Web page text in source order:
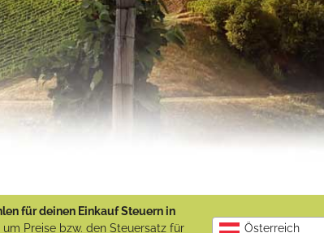
für deinen Einkauf Steuern in
Preise bzw. den Steuersatz für Österreich